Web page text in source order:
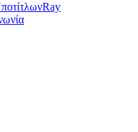
Ray